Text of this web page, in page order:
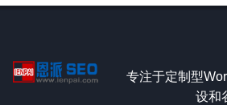
专注于定制型
设和